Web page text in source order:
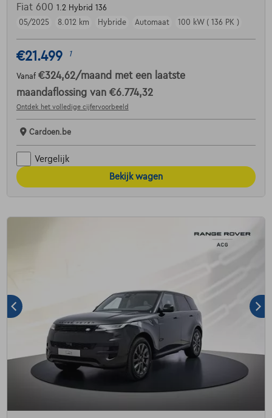
Fiat 600 1.2 Hybrid 136
05/2025
8.012 km Hybride Automaat 100 kW ( 136 PK )
€21.499 1
Vanaf €324,62/maand met een laatste
maandaflossing van €6.774,32
Ontdek het volledige cijfervoorbeeld
Cardoen.be
Vergelijk
Bekijk wagen